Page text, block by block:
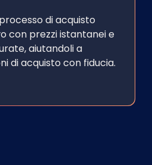
di acquisto
con prezzi istantanei e
aiutandoli a
di acquisto con fiducia.